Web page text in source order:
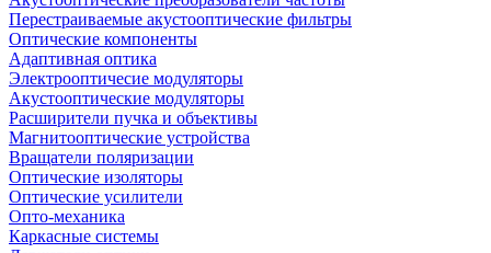
Перестраиваемые акустооптические фильтры
Оптические компоненты
Адаптивная оптика
Электрооптичесие модуляторы
Акустооптические модуляторы
Расширители пучка и объективы
Магнитооптические устройства
Вращатели поляризации
Оптические изоляторы
Оптические усилители
Опто-механика
Каркасные системы